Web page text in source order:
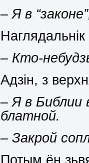
– Яв “законе
– Кто-
Адзін, з
– Я в
блатной.
– Закрой
Потым ён